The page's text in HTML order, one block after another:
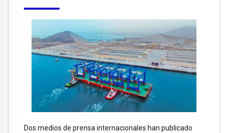
Dos medios de prensa internacionales han publicado